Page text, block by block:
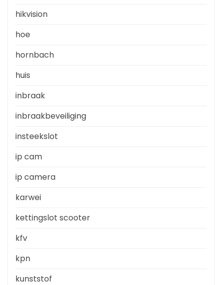
hikvision
hoe
hornbach
huis
inbraak
inbraakbeveiliging
insteekslot
ip cam
ip camera
karwei
kettingslot scooter
kfv
kpn
kunststof